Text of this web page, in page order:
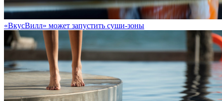
«ВкусВилл» может запустить суши-зоны